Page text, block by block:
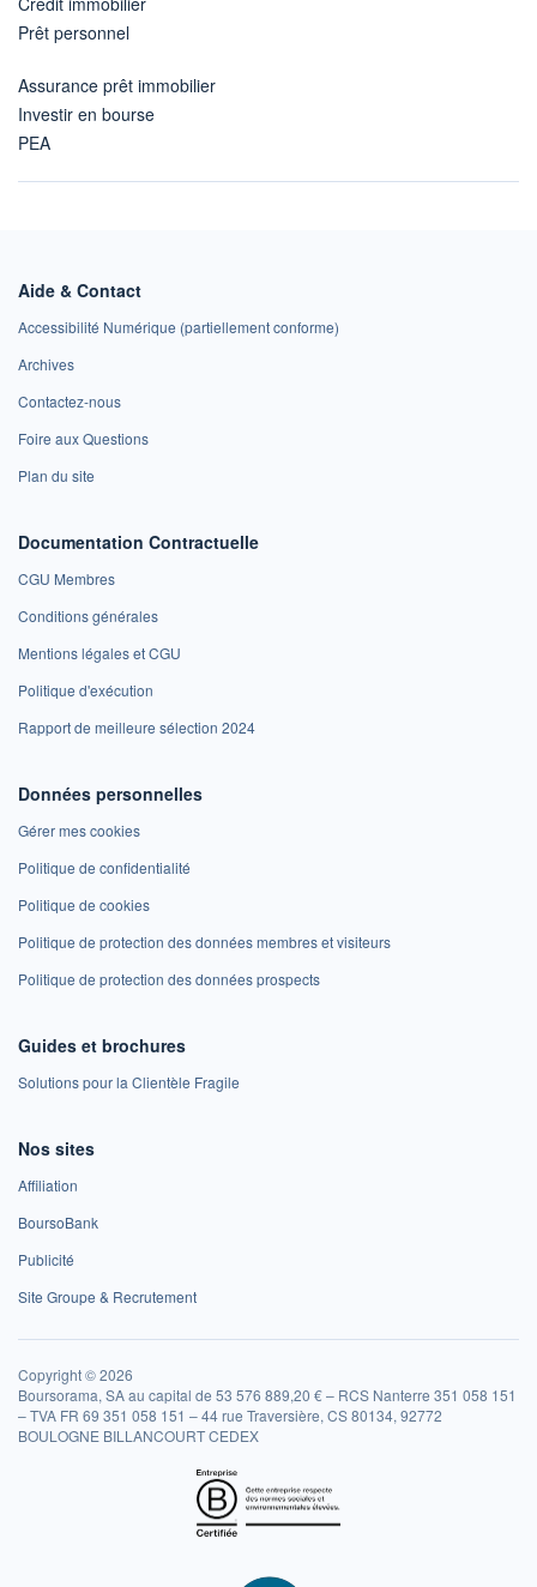
Prêt personnel
Assurance prêt immobilier
Investir en bourse
PEA
Aide & Contact
Accessibilité Numérique (partiellement conforme)
Archives
Contactez-nous
Foire aux Questions
Plan du site
Documentation Contractuelle
CGU Membres
Conditions générales
Mentions légales et CGU
Politique d'exécution
Rapport de meilleure sélection 2024
Données personnelles
Gérer mes cookies
Politique de confidentialité
Politique de cookies
Politique de protection des données membres et visiteurs
Politique de protection des données prospects
Guides et brochures
Solutions pour la Clientèle Fragile
Nos sites
Affiliation
BoursoBank
Publicité
Site Groupe & Recrutement
Copyright © 2026
Boursorama, SA au capital de 53 576 889,20 € – RCS Nanterre 351 058 151
– TVA FR 69 351 058 151 – 44 rue Traversière, CS 80134, 92772
BOULOGNE BILLANCOURT CEDEX